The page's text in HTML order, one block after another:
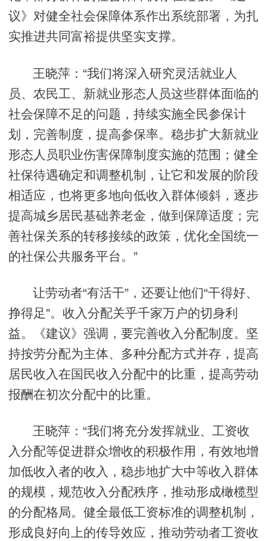
议》对健全社会保障体系作出系统部署，为扎
实推进共同富裕提供坚实支撑。
王晓萍：“我们将深入研究灵活就业人
员、农民工、新就业形态人员这些群体面临的
社会保障不足的问题，持续实施全民参保计
划，完善制度，提高参保率。稳步扩大新就业
形态人员职业伤害保障制度实施的范围；健全
社保待遇确定和调整机制，让它和发展的阶段
相适应，也将更多地向低收入群体倾斜，逐步
提高城乡居民基础养老金，做到保障适度；完
善社保关系的转移接续的政策，优化全国统一
的社保公共服务平台。”
让劳动者“有活干”，还要让他们“干得好、
挣得足”。收入分配关乎千家万户的切身利
益。《建议》强调，要完善收入分配制度。坚
持按劳分配为主体、多种分配方式并存，提高
居民收入在国民收入分配中的比重，提高劳动
报酬在初次分配中的比重。
王晓萍：“我们将充分发挥就业、工资收
入分配等促进群众增收的积极作用，有效地增
加低收入者的收入，稳步地扩大中等收入群体
的规模，规范收入分配秩序，推动形成橄榄型
的分配格局。健全最低工资标准的调整机制，
形成良好向上的传导效应，推动劳动者工资收